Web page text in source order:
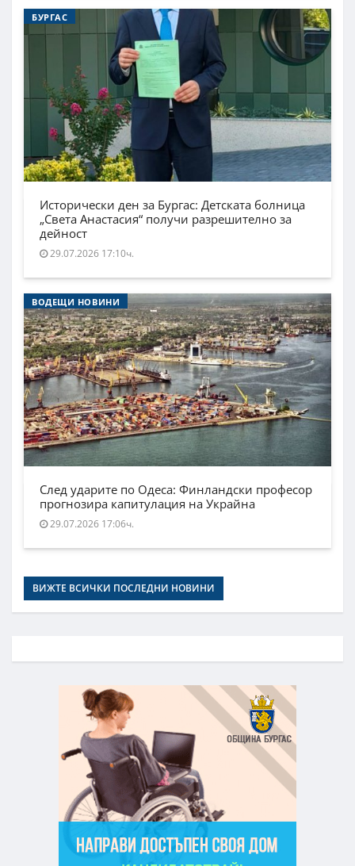
БУРГАС
Исторически ден за Бургас: Детската болница
„Света Анастасия“ получи разрешително за
дейност
29.07.2026 17:10ч.
ВОДЕЩИ НОВИНИ
След ударите по Одеса: Финландски професор
прогнозира капитулация на Украйна
29.07.2026 17:06ч.
ВИЖТЕ ВСИЧКИ ПОСЛЕДНИ НОВИНИ